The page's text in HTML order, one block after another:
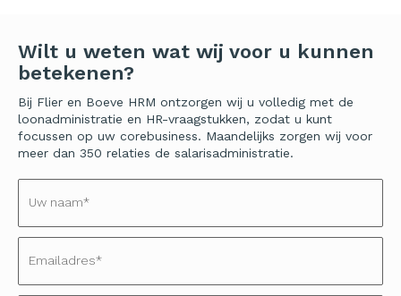
Wilt u weten wat wij voor u kunnen
betekenen?
Bij Flier en Boeve HRM ontzorgen wij u volledig met de
loonadministratie en HR-vraagstukken, zodat u kunt
focussen op uw corebusiness. Maandelijks zorgen wij voor
meer dan 350 relaties de salarisadministratie.